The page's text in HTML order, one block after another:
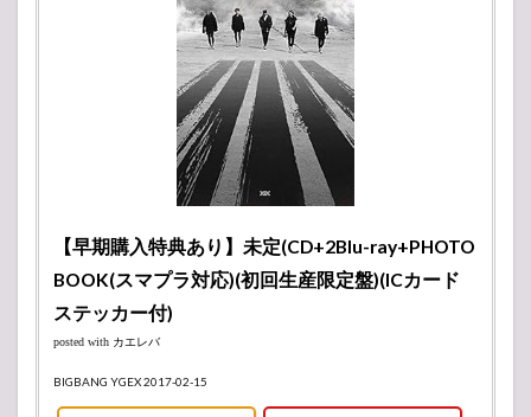
【早期購入特典あり】未定(CD+2Blu-ray+PHOTO
BOOK(スマプラ対応)(初回生産限定盤)(ICカード
ステッカー付)
posted with カエレバ
BIGBANG YGEX 2017-02-15